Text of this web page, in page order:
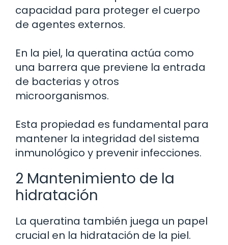
capacidad para proteger el cuerpo
de agentes externos.
En la piel, la queratina actúa como
una barrera que previene la entrada
de bacterias y otros
microorganismos.
Esta propiedad es fundamental para
mantener la integridad del sistema
inmunológico y prevenir infecciones.
2 Mantenimiento de la
hidratación
La queratina también juega un papel
crucial en la hidratación de la piel.